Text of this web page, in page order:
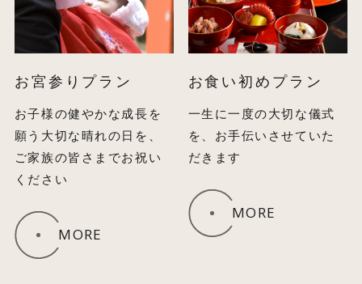
お宮参りプラン
お子様の健やかな成長を
願う大切な晴れの日を、
ご家族の皆さまでお祝い
ください
MORE
お食い初めプラン
一生に一度の大切な儀式
を、お手伝いさせていた
だきます
MORE